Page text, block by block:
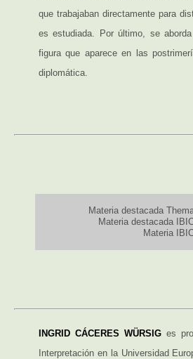
que trabajaban directamente para
es estudiada. Por último, se
figura que aparece en las
diplomática.
Materia destacada
Materia destacada
Materia
INGRID CÁCERES WÜRSIG es
Interpretación en la Universidad